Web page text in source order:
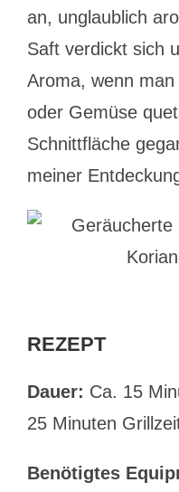
an, unglaublich
Saft verdickt sich
Aroma, wenn
oder Gemüse
Schnittfläche
meiner
REZEPT
Dauer: Ca. 15
25 Minuten
Benötigtes